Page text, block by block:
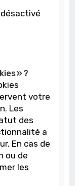
» ?
votre
Les
des
a
En cas de
ou de
les